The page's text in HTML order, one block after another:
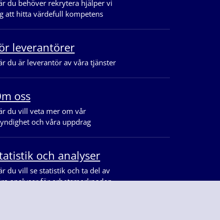
du behöver rekrytera hjälper vi
att hitta värdefull kompetens
leverantörer
du är leverantör av våra tjänster
oss
du vill veta mer om vår
och våra uppdrag
och analyser
du vill se statistik och ta del av
analyser för arbetsmarknaden